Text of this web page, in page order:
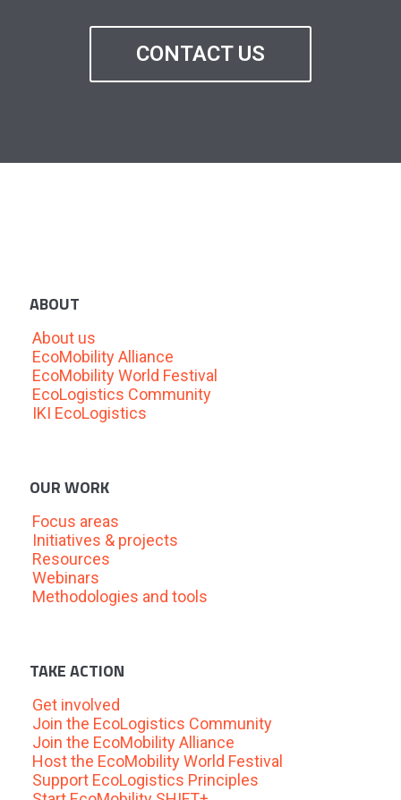
CONTACT US
ABOUT
About us
EcoMobility Alliance
EcoMobility World Festival
EcoLogistics Community
IKI EcoLogistics
OUR WORK
Focus areas
Initiatives & projects
Resources
Webinars
Methodologies and tools
TAKE ACTION
Get involved
Join the EcoLogistics Community
Join the EcoMobility Alliance
Host the EcoMobility World Festival
Support EcoLogistics Principles